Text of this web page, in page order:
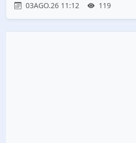
03AGO.26 11:12 119